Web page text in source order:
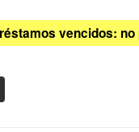
vencidos: